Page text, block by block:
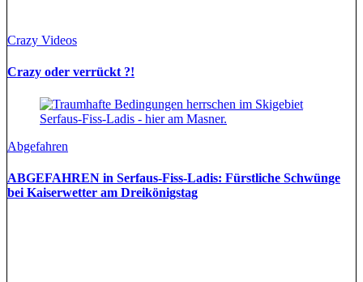
Crazy Videos
Crazy oder verrückt ?!
Abgefahren
ABGEFAHREN in Serfaus-Fiss-Ladis: Fürstliche Schwünge
bei Kaiserwetter am Dreikönigstag